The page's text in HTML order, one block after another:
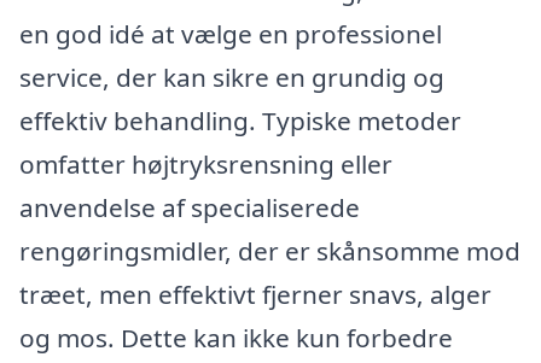
en god idé at vælge en professionel
service, der kan sikre en grundig og
effektiv behandling. Typiske metoder
omfatter højtryksrensning eller
anvendelse af specialiserede
rengøringsmidler, der er skånsomme mod
træet, men effektivt fjerner snavs, alger
og mos. Dette kan ikke kun forbedre